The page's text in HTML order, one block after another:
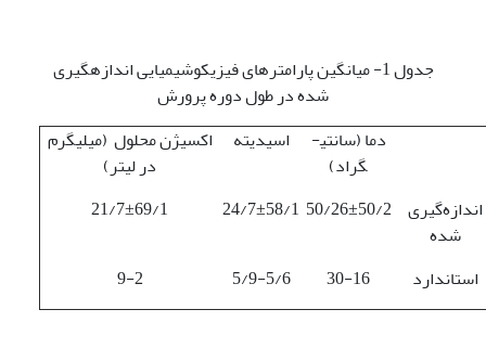
جدول 1- میانگین پارامترهای فیزیکوشیمیایی اندازه­گیری
شده در طول دوره پرورش
اکسیژن محلول (میلی­گرم
در لیتر)
اسیدیته
دما (سانتی­
گراد)
21/7±69/1
24/7±58/1 50/26±50/2 اندازه‌گیری
شده
9-2
5/9-5/6 30-16 استاندارد